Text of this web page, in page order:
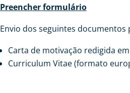
Preencher formulário
Envio dos seguintes documentos
Carta de motivação redigida
Curriculum Vitae (formato